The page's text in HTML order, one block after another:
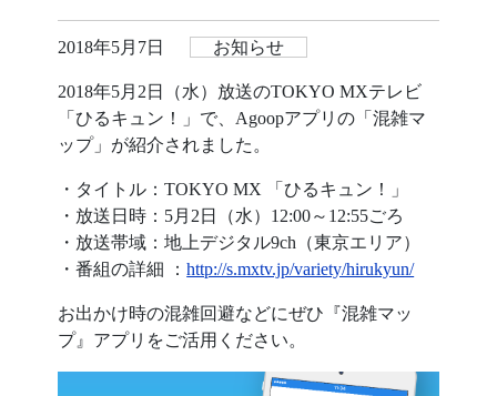
2018年5月7日 お知らせ
2018年5月2日（水）放送のTOKYO MXテレビ
「ひるキュン！」で、Agoopアプリの「混雑マ
ップ」が紹介されました。
・タイトル：TOKYO MX 「ひるキュン！」
・放送日時：5月2日（水）12:00～12:55ごろ
・放送帯域：地上デジタル9ch（東京エリア）
・番組の詳細 ：http://s.mxtv.jp/variety/hirukyun/
お出かけ時の混雑回避などにぜひ『混雑マッ
プ』アプリをご活用ください。